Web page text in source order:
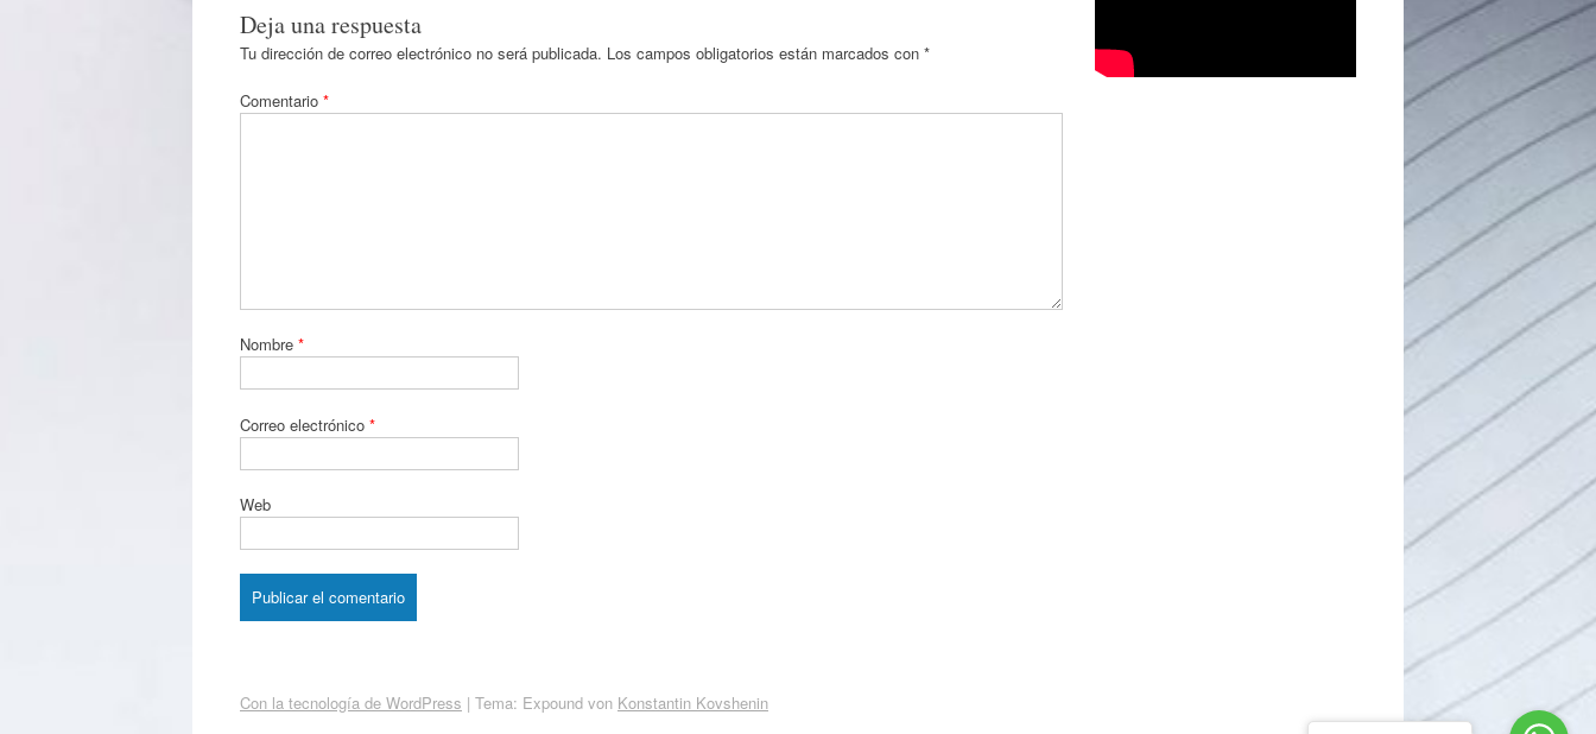
Deja una respuesta
Tu dirección de correo electrónico no será publicada. Los campos obligatorios están marcados con *
Comentario *
Nombre *
Correo electrónico *
Web
Con la tecnología de WordPress | Tema: Expound von Konstantin Kovshenin